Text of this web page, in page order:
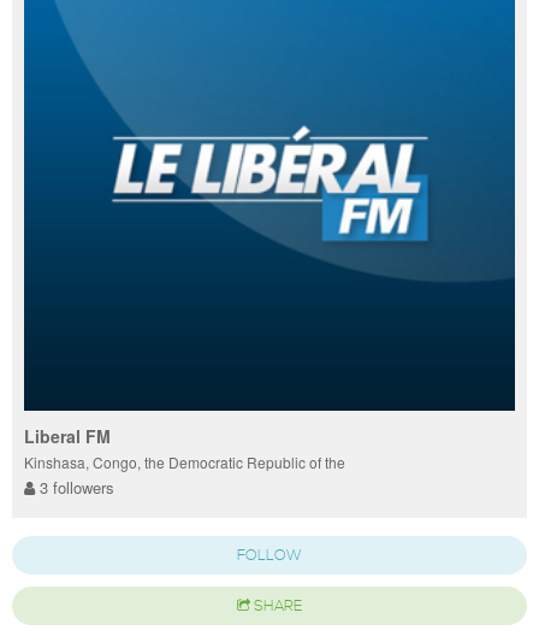
Liberal FM
Kinshasa, Congo, the Democratic Republic of the
3 followers
FOLLOW
SHARE